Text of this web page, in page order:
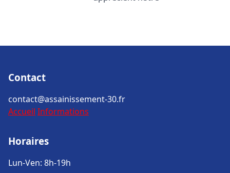
Contact
contact@assainissement-30.fr
Accueil Informations
Horaires
Lun-Ven: 8h-19h